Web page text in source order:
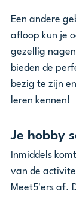
Een andere
afloop kun je
gezellig
bieden de
bezig te zijn
leren kennen!
Je hobby
Inmiddels
van de
Meet5'ers af.